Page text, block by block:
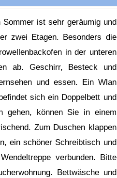
ist sehr geräumig und
zwei Etagen. Besonders die
in der unteren
ab. Geschirr, Besteck und
und essen. Ein Wlan
sich ein Doppelbett und
gehen, können Sie in einem
Zum Duschen klappen
ein schöner Schreibtisch und
verbunden. Bitte
Bettwäsche und